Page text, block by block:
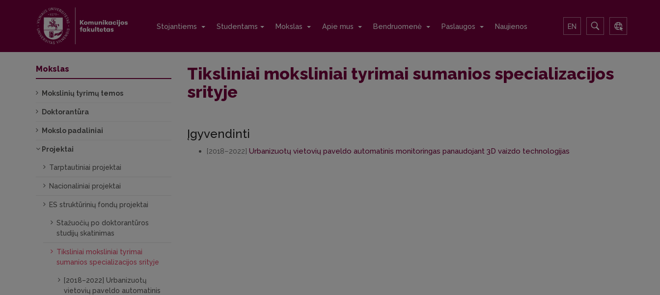
Stojantiems Studentams Mokslas Apie mus Bendruomenė Paslaugos Naujienos EN
Tiksliniai moksliniai tyrimai sumanios specializacijos
srityje
Įgyvendinti
[2018–2022] Urbanizuotų vietovių paveldo automatinis monitoringas panaudojant 3D vaizdo technologijas
Mokslas
Mokslinių tyrimų temos
Doktorantūra
Mokslo padaliniai
Projektai
Tarptautiniai projektai
Nacionaliniai projektai
ES struktūrinių fondų projektai
Stažuočių po doktorantūros
studijų skatinimas
Tiksliniai moksliniai tyrimai
sumanios specializacijos srityje
[2018–2022] Urbanizuotų
vietovių paveldo automatinis